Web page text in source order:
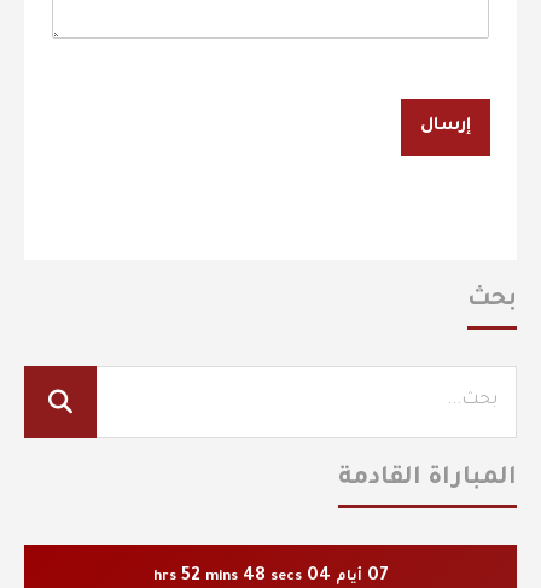
إرسال
بحث
المباراة القادمة
07 أيام 04
hrs 52 mins 48 secs